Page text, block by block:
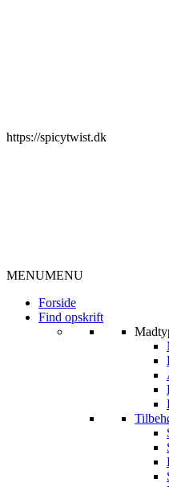
https://spicytwist.dk
MENUMENU
Forside
Find opskrift